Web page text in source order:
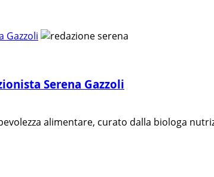
Gazzoli
Serena Gazzoli
alimentare, curato dalla biologa